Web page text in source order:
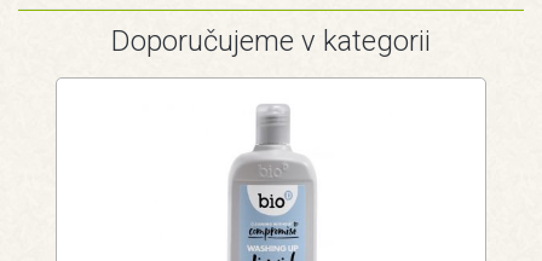
Doporučujeme v kategorii